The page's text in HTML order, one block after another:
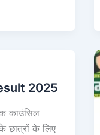
2025
काउंसिल
छात्रों के लिए